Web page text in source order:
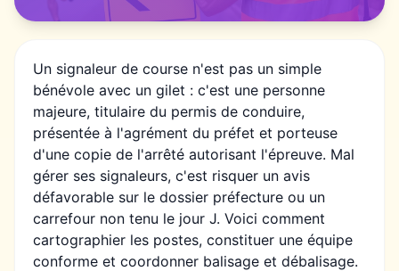
Un signaleur de course n'est pas un simple
bénévole avec un gilet : c'est une personne
majeure, titulaire du permis de conduire,
présentée à l'agrément du préfet et porteuse
d'une copie de l'arrêté autorisant l'épreuve. Mal
gérer ses signaleurs, c'est risquer un avis
défavorable sur le dossier préfecture ou un
carrefour non tenu le jour J. Voici comment
cartographier les postes, constituer une équipe
conforme et coordonner balisage et débalisage.